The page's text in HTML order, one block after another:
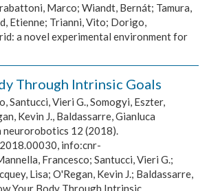
Marco; Wiandt, Bernát; Tamura,
Etienne; Trianni, Vito; Dorigo,
a novel experimental environment for
Through Intrinsic Goals
Santucci, Vieri G., Somogyi, Eszter,
Kevin J., Baldassarre, Gianluca
12 (2018).
info:cnr-
Francesco; Santucci, Vieri G.;
Lisa; O'Regan, Kevin J.; Baldassarre,
Your Body Through Intrinsic